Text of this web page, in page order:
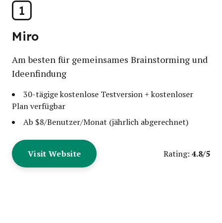
1
Miro
Am besten für gemeinsames Brainstorming und
Ideenfindung
30-tägige kostenlose Testversion + kostenloser
Plan verfügbar
Ab $8/Benutzer/Monat (jährlich abgerechnet)
Visit Website Rating: 4.8/5